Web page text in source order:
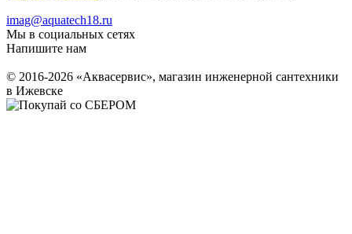
imag@aquatech18.ru
Мы в социальных сетях
Напишите нам
© 2016-2026 «Аквасервис», магазин инженерной сантехники
в Ижевске